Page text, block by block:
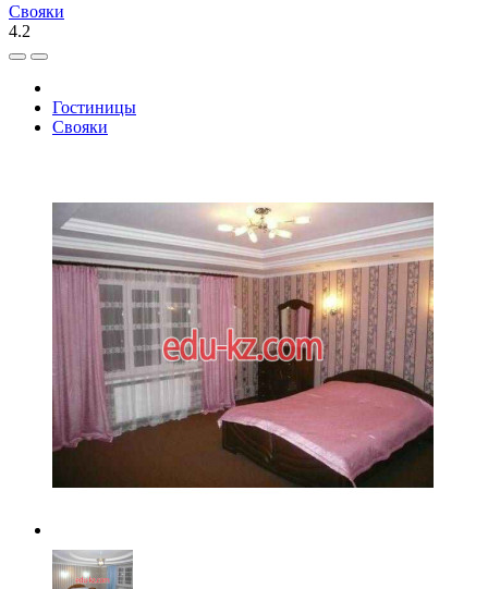
Свояки
4.2
Гостиницы
Свояки